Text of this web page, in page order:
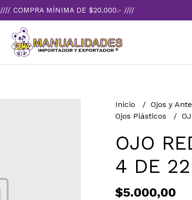
//// COMPRA MÍNIMA DE $20.000.- ////
Inicio Ojos y
Ojos Plásticos
OJO
4 DE
$5.000,00